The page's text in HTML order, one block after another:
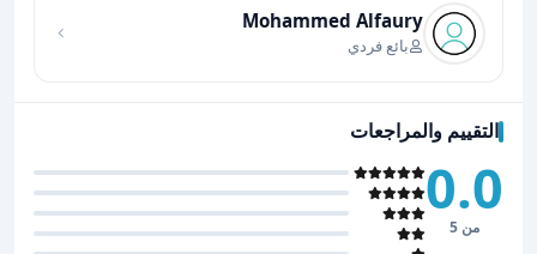
Mohammed Alfaury
بائع فردي
التقييم والمراجعات
0.0
من 5